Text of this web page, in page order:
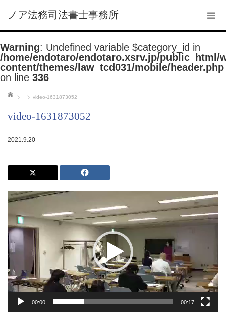
ノア法務司法書士事務所
Warning: Undefined variable $category_id in
/home/endotaro/endotaro.xsrv.jp/public_html/
content/themes/law_tcd031/mobile/header.php
on line 336
ホーム
video-1631873052
video-1631873052
2021.9.20
動
画
プ
レ
ー
ヤ
ー
00:00 00:17